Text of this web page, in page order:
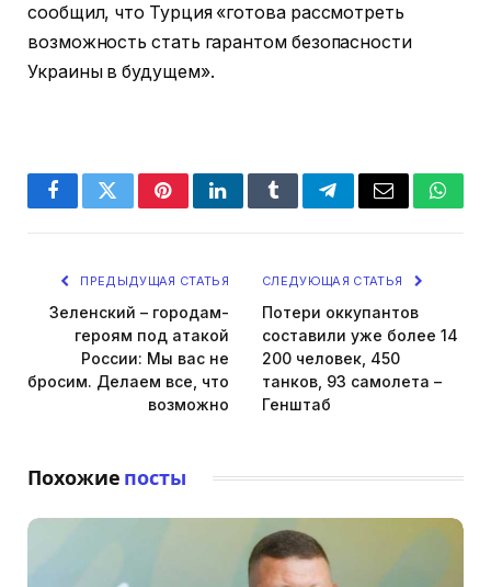
сообщил, что Турция «готова рассмотреть
возможность стать гарантом безопасности
Украины в будущем».
FacebookTwitterPinterestLinkedInTumblrTelegramEmail
ПРЕДЫДУЩАЯ СТАТЬЯ
Зеленский – городам-
героям под атакой
России: Мы вас не
бросим. Делаем все, что
возможно
СЛЕДУЮЩАЯ СТАТЬЯ
Потери оккупантов
составили уже более 14
200 человек, 450
танков, 93 самолета –
Генштаб
Похожие посты